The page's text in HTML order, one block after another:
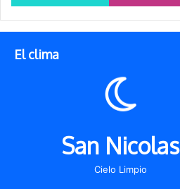
El clima
San Nicolas
Cielo Limpio